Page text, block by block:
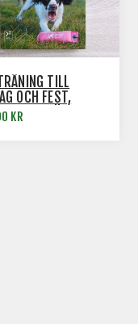
TILL
OCH FEST,
KR